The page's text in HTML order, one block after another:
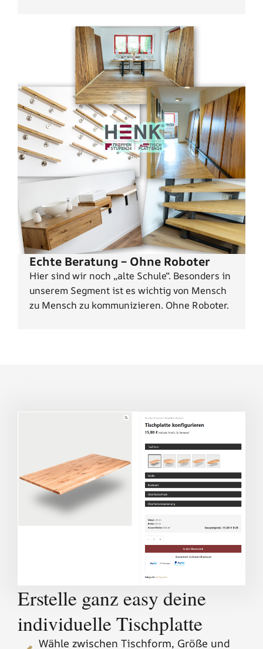
Echte Beratung – Ohne Roboter
Hier sind wir noch „alte Schule“. Besonders in
unserem Segment ist es wichtig von Mensch
zu Mensch zu kommunizieren. Ohne Roboter.
Erstelle ganz easy deine
individuelle Tischplatte
Wähle zwischen Tischform, Größe und